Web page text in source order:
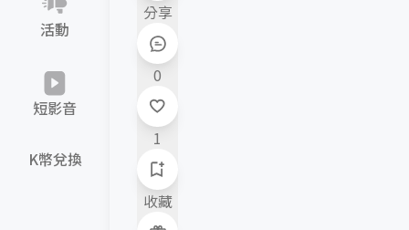
活動
短影音
K幣兌換
分享
0
1
收藏